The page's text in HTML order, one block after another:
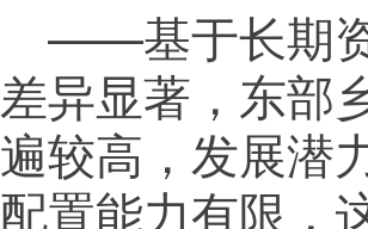
基于长期资
异显著，东部
较高，发展潜
置能力有限，